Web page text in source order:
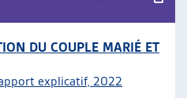
DU COUPLE MARIÉ ET
explicatif, 2022